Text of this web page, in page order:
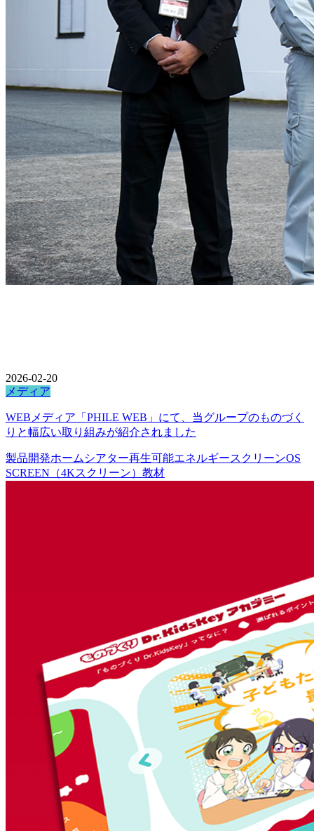
2026-02-20
メディア
WEBメディア「PHILE WEB」にて、当グループのものづく
りと幅広い取り組みが紹介されました
製品開発ホームシアター再生可能エネルギースクリーンOS
SCREEN（4Kスクリーン） 教材